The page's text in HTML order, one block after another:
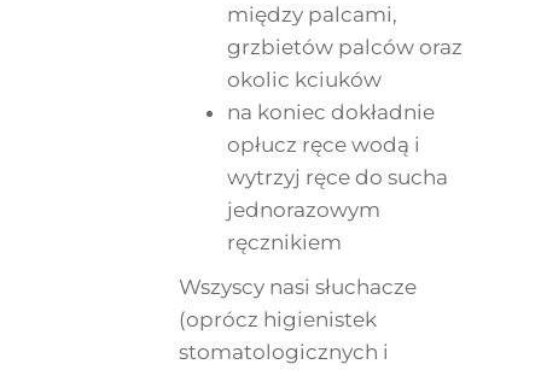
między palcami,
grzbietów palców oraz
okolic kciuków
na koniec dokładnie
opłucz ręce wodą i
wytrzyj ręce do sucha
jednorazowym
ręcznikiem
Wszyscy nasi słuchacze
(oprócz higienistek
stomatologicznych i